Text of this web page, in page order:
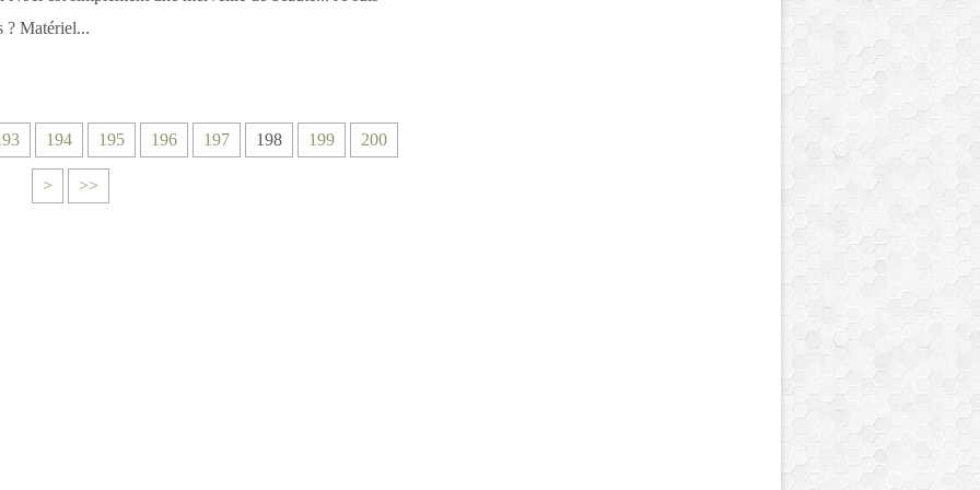
? Matériel...
194 195 196 197 198 199 200
> >>